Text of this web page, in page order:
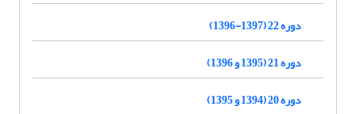
دوره 22 (1397-1396)
دوره 21 (1395 و 1396)
دوره 20 (1394 و 1395)